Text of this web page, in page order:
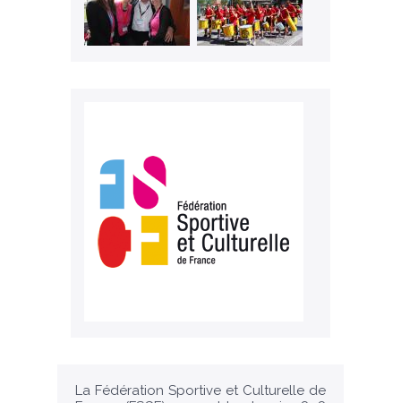
La Fédération Sportive et Culturelle de